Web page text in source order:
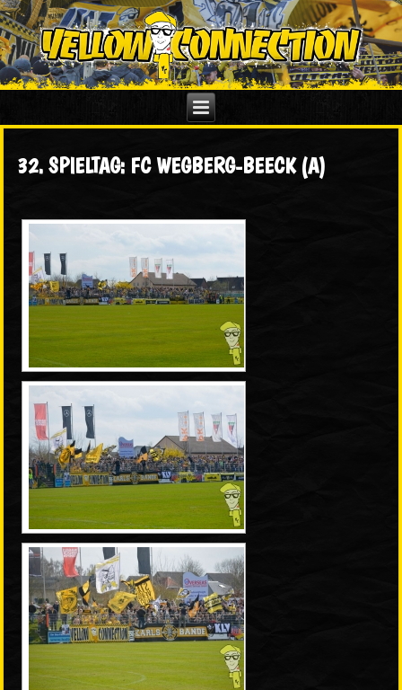
32. SPIELTAG: FC WEGBERG-BEECK (A)